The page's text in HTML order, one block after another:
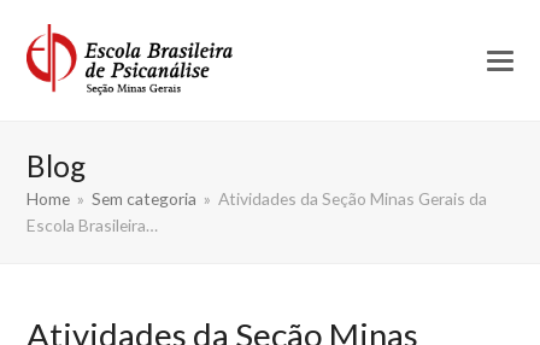
Blog
Home » Sem categoria » Atividades da Seção Minas Gerais da
Escola Brasileira…
Atividades da Seção Minas